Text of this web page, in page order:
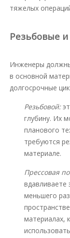
тяжелых
Резьбовые и
Инженеры
в основной
долгосрочные
Резьбовой:
глубину. Их
планового
требуются
материале.
Прессовая
вдавливаете
меньшего
материалах,